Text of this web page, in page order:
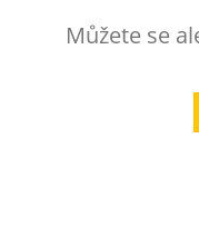
Můžete se